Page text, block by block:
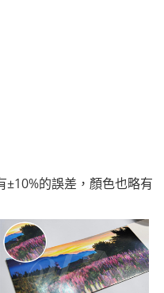
的誤差，顏色也略有